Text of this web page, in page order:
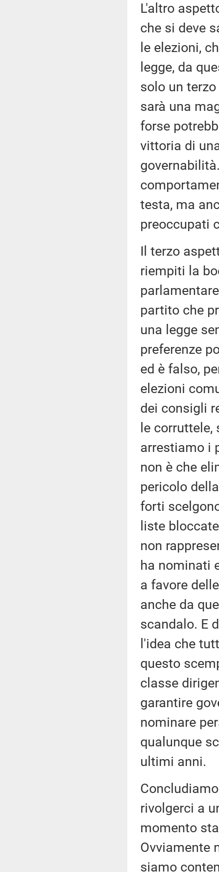
L'altro
che si deve
le elezioni,
legge, da
solo un
sarà una
forse
vittoria di
testa, ma
preoccupati
Il terzo
riempiti la
partito che
una legge
preferenze
ed è falso,
elezioni
dei consigli
le
arrestiamo i
non è che
pericolo
forti
liste
non
ha nominati
a favore
anche da
scandalo. E
l'idea che
questo
classe
garantire
nominare
qualunque
ultimi anni.
rivolgerci a
momento
Ovviamente
siamo